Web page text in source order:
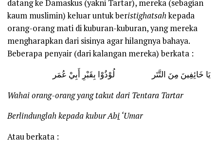
datang ke Damaskus (yakni Tartar), mereka (sebagian
kaum muslimin) keluar untuk beristighatsahkepada
orang-orang mati di kuburan-kuburan, yang mereka
mengharapkan dari sisinya agar hilangnya bahaya.
Beberapa penyair (dari kalangan mereka) berkata :
يَا خَائِفِينَ مِنَ التَّتَر لُوْذُوْا بِقَبْرِ أَبِيْ عُمَر
Wahai orang-orang yang takut dari Tentara Tartar
Berlindunglah kepada kubur Abi ‘Umar
Atau berkata :